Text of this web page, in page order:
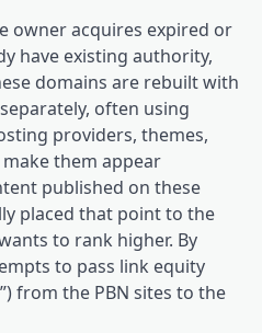
owner acquires expired or
have existing authority,
domains are rebuilt with
often using
providers, themes,
them appear
published on these
placed that point to the
to rank higher. By
to pass link equity
from the PBN sites to the